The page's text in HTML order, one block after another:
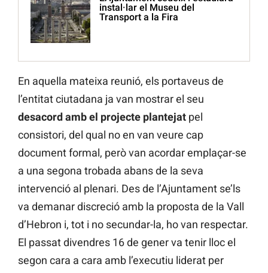
instal·lar el Museu del
Transport a la Fira
En aquella mateixa reunió, els portaveus de
l’entitat ciutadana ja van mostrar el seu
desacord amb el projecte plantejat pel
consistori, del qual no en van veure cap
document formal, però van acordar emplaçar-se
a una segona trobada abans de la seva
intervenció al plenari. Des de l’Ajuntament se’ls
va demanar discreció amb la proposta de la Vall
d’Hebron i, tot i no secundar-la, ho van respectar.
El passat divendres 16 de gener va tenir lloc el
segon cara a cara amb l’executiu liderat per